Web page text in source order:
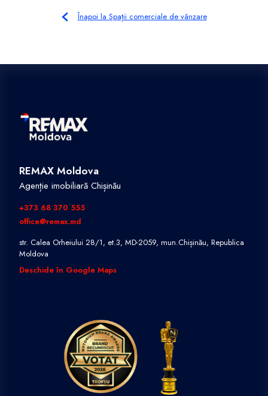
Înapoi la Spații comerciale de vânzare
REMAX Moldova
Agenție imobiliară Chișinău
+373 68 370 555
office@remax.md
str. Calea Orheiului 28/1, et.3, MD-2059, mun.Chișinău, Republica
Moldova
Deschide în Google Maps